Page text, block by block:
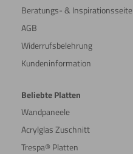
Beratungs- & Inspirationsseite
AGB
Widerrufsbelehrung
Kundeninformation
Beliebte Platten
Wandpaneele
Acrylglas Zuschnitt
Trespa® Platten